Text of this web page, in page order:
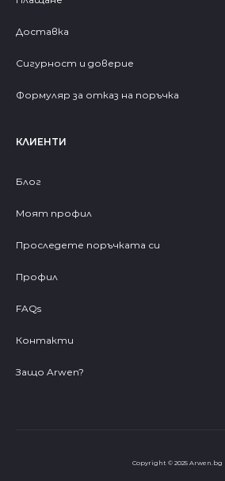
Доставка
Сигурност и доверие
Формуляр за отказ на поръчка
КЛИЕНТИ
Блог
Моят профил
Проследете поръчката си
Профил
FAQs
Контакти
Защо Arwen?
Copyright © 2025 Arwen.bg